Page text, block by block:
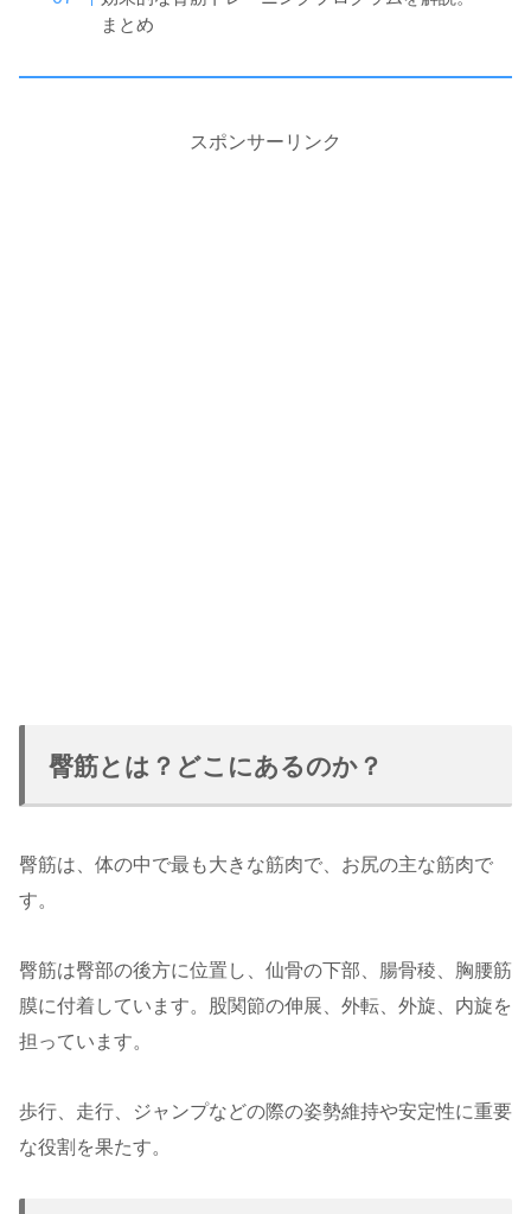
まとめ
スポンサーリンク
臀筋とは？どこにあるのか？
臀筋は、体の中で最も大きな筋肉で、お尻の主な筋肉で
す。
臀筋は臀部の後方に位置し、仙骨の下部、腸骨稜、胸腰筋
膜に付着しています。股関節の伸展、外転、外旋、内旋を
担っています。
歩行、走行、ジャンプなどの際の姿勢維持や安定性に重要
な役割を果たす。